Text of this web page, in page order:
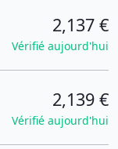
2,137 €
Vérifié aujourd'hui
2,139 €
Vérifié aujourd'hui